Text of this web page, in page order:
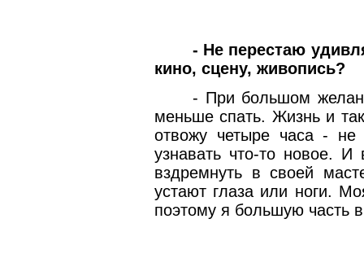
- Не перестаю
кино, сцену, живопись?
- При большом
меньше спать. Жизнь и
отвожу четыре часа -
узнавать что-то новое.
вздремнуть в своей
устают глаза или ноги.
поэтому я большую часть